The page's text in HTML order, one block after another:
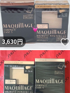
3,630円